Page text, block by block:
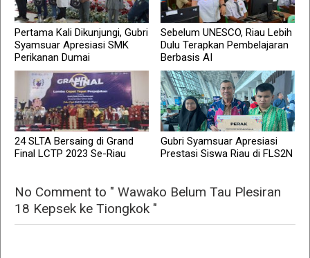
Pertama Kali Dikunjungi, Gubri
Syamsuar Apresiasi SMK
Perikanan Dumai
Sebelum UNESCO, Riau Lebih
Dulu Terapkan Pembelajaran
Berbasis AI
24 SLTA Bersaing di Grand
Final LCTP 2023 Se-Riau
Gubri Syamsuar Apresiasi
Prestasi Siswa Riau di FLS2N
No Comment to " Wawako Belum Tau Plesiran
18 Kepsek ke Tiongkok "